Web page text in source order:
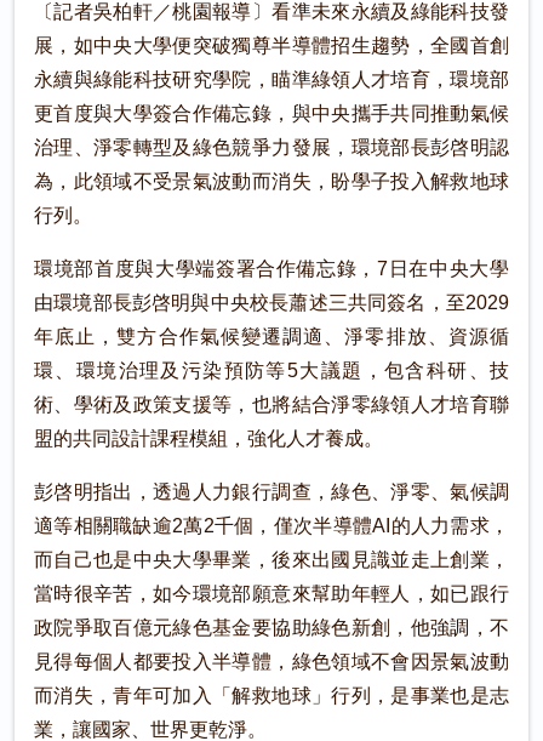
〔記者吳柏軒／桃園報導〕看準未來永續及綠能科技發
展，如中央大學便突破獨尊半導體招生趨勢，全國首創
永續與綠能科技研究學院，瞄準綠領人才培育，環境部
更首度與大學簽合作備忘錄，與中央攜手共同推動氣候
治理、淨零轉型及綠色競爭力發展，環境部長彭啓明認
為，此領域不受景氣波動而消失，盼學子投入解救地球
行列。
環境部首度與大學端簽署合作備忘錄，7日在中央大學
由環境部長彭啓明與中央校長蕭述三共同簽名，至2029
年底止，雙方合作氣候變遷調適、淨零排放、資源循
環、環境治理及污染預防等5大議題，包含科研、技
術、學術及政策支援等，也將結合淨零綠領人才培育聯
盟的共同設計課程模組，強化人才養成。
彭啓明指出，透過人力銀行調查，綠色、淨零、氣候調
適等相關職缺逾2萬2千個，僅次半導體AI的人力需求，
而自己也是中央大學畢業，後來出國見識並走上創業，
當時很辛苦，如今環境部願意來幫助年輕人，如已跟行
政院爭取百億元綠色基金要協助綠色新創，他強調，不
見得每個人都要投入半導體，綠色領域不會因景氣波動
而消失，青年可加入「解救地球」行列，是事業也是志
業，讓國家、世界更乾淨。